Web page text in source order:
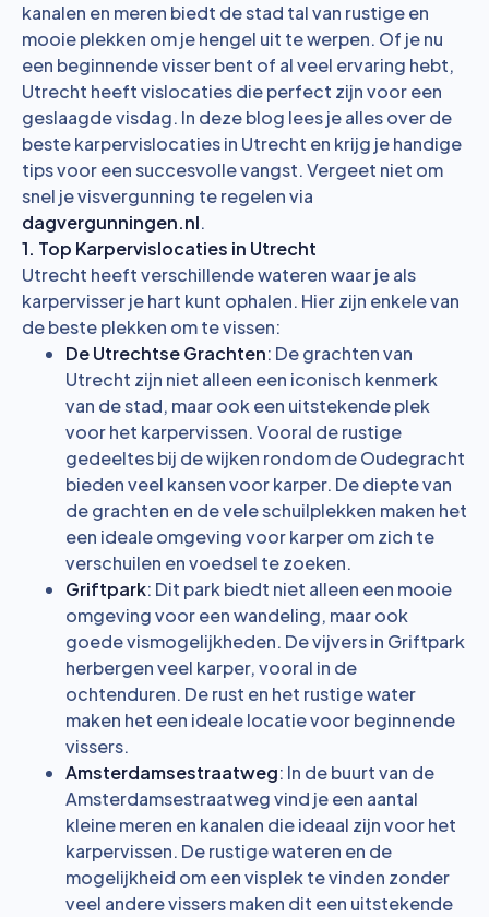
kanalen en meren biedt de stad tal van rustige en
mooie plekken om je hengel uit te werpen. Of je nu
een beginnende visser bent of al veel ervaring hebt,
Utrecht heeft vislocaties die perfect zijn voor een
geslaagde visdag. In deze blog lees je alles over de
beste karpervislocaties in Utrecht en krijg je handige
tips voor een succesvolle vangst. Vergeet niet om
snel je visvergunning te regelen via
dagvergunningen.nl.
1. Top Karpervislocaties in Utrecht
Utrecht heeft verschillende wateren waar je als
karpervisser je hart kunt ophalen. Hier zijn enkele van
de beste plekken om te vissen:
De Utrechtse Grachten: De grachten van
Utrecht zijn niet alleen een iconisch kenmerk
van de stad, maar ook een uitstekende plek
voor het karpervissen. Vooral de rustige
gedeeltes bij de wijken rondom de Oudegracht
bieden veel kansen voor karper. De diepte van
de grachten en de vele schuilplekken maken het
een ideale omgeving voor karper om zich te
verschuilen en voedsel te zoeken.
Griftpark: Dit park biedt niet alleen een mooie
omgeving voor een wandeling, maar ook
goede vismogelijkheden. De vijvers in Griftpark
herbergen veel karper, vooral in de
ochtenduren. De rust en het rustige water
maken het een ideale locatie voor beginnende
vissers.
Amsterdamsestraatweg: In de buurt van de
Amsterdamsestraatweg vind je een aantal
kleine meren en kanalen die ideaal zijn voor het
karpervissen. De rustige wateren en de
mogelijkheid om een visplek te vinden zonder
veel andere vissers maken dit een uitstekende